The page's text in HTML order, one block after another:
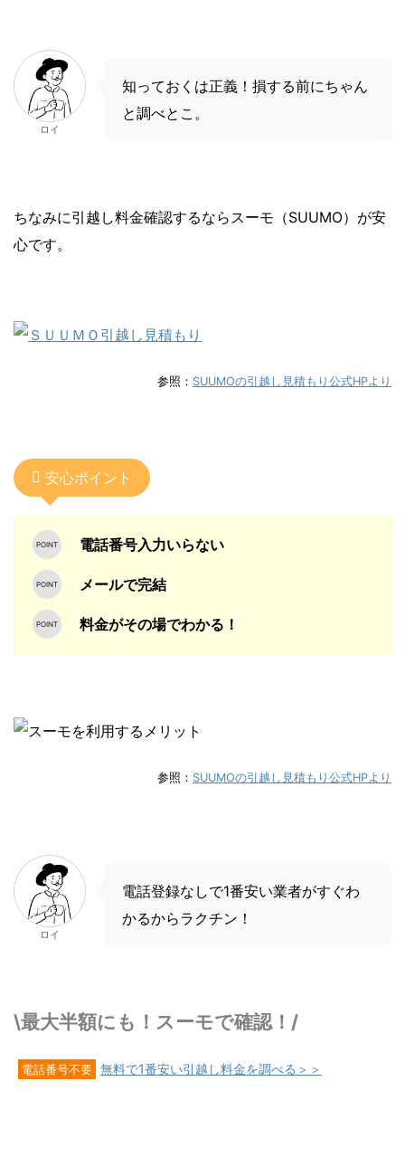
ロイ
知っておくは正義！損する前にちゃん
と調べとこ。
ちなみに引越し料金確認するならスーモ（SUUMO）が安
心です。
参照： SUUMOの引越し見積もり公式HPより
安心ポイント
電話番号入力いらない
メールで完結
料金がその場でわかる！
参照： SUUMOの引越し見積もり公式HPより
ロイ
電話登録なしで1番安い業者がすぐわ
かるからラクチン！
\最大半額にも！スーモで確認！/
電話番号不要 無料で1番安い引越し料金を調べる＞＞